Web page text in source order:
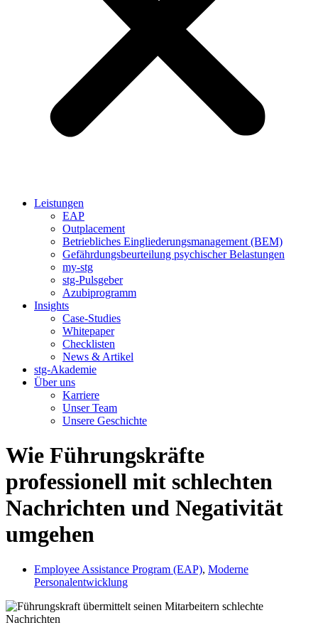
Leistungen
EAP
Outplacement
Betriebliches Eingliederungsmanagement (BEM)
Gefährdungsbeurteilung psychischer Belastungen
my-stg
stg-Pulsgeber
Azubiprogramm
Insights
Case-Studies
Whitepaper
Checklisten
News & Artikel
stg-Akademie
Über uns
Karriere
Unser Team
Unsere Geschichte
Wie Führungskräfte
professionell mit schlechten
Nachrichten und Negativität
umgehen
Employee Assistance Program (EAP), Moderne
Personalentwicklung